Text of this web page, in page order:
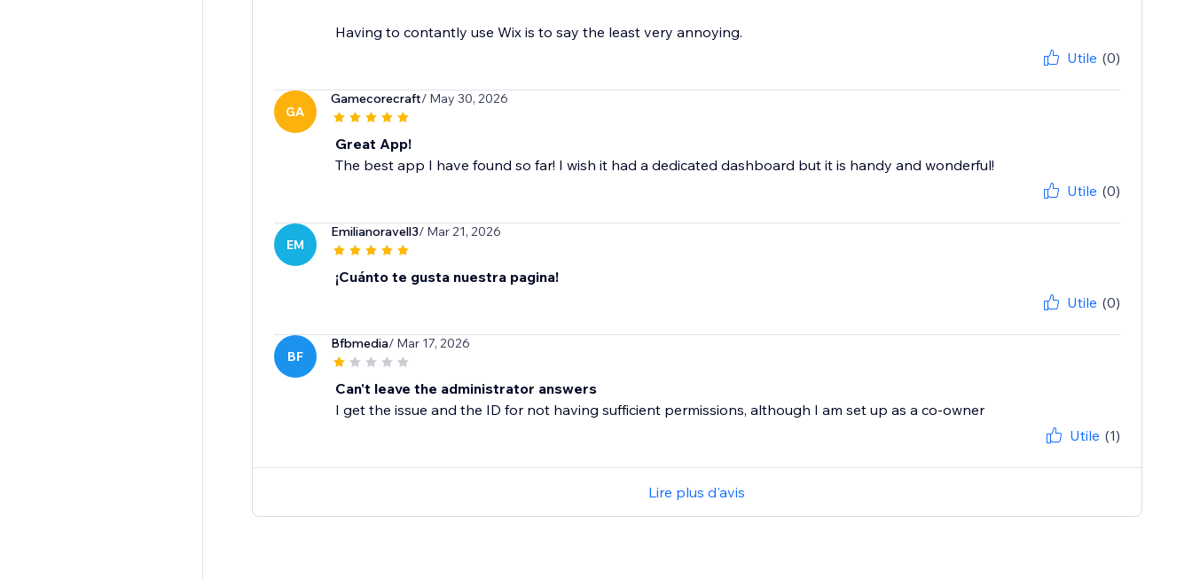
Having to contantly use Wix is to say the least very annoying.
Utile (0)
GA
Gamecorecraft/ May 30, 2026
Great App!
The best app I have found so far! I wish it had a dedicated dashboard but it is handy and wonderful!
Utile (0)
EM
Emilianoravell3/ Mar 21, 2026
¡Cuánto te gusta nuestra pagina!
Utile (0)
BF
Bfbmedia/ Mar 17, 2026
Can't leave the administrator answers
I get the issue and the ID for not having sufficient permissions, although I am set up as a co-owner
Utile (1)
Lire plus d'avis